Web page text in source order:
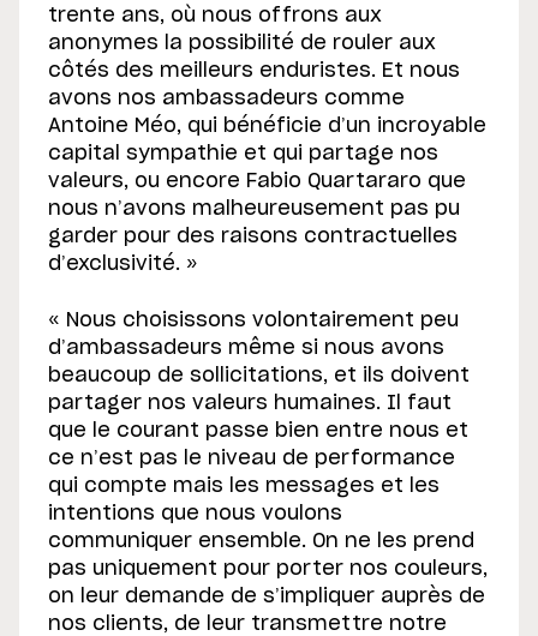
trente ans, où nous offrons aux
anonymes la possibilité de rouler aux
côtés des meilleurs enduristes. Et nous
avons nos ambassadeurs comme
Antoine Méo, qui bénéficie d’un incroyable
capital sympathie et qui partage nos
valeurs, ou encore Fabio Quartararo que
nous n’avons malheureusement pas pu
garder pour des raisons contractuelles
d’exclusivité. »
« Nous choisissons volontairement peu
d’ambassadeurs même si nous avons
beaucoup de sollicitations, et ils doivent
partager nos valeurs humaines. Il faut
que le courant passe bien entre nous et
ce n’est pas le niveau de performance
qui compte mais les messages et les
intentions que nous voulons
communiquer ensemble. On ne les prend
pas uniquement pour porter nos couleurs,
on leur demande de s’impliquer auprès de
nos clients, de leur transmettre notre